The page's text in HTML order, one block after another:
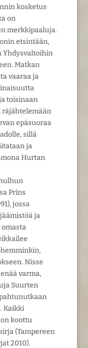
kosketus
on
merkkipaaluja.
etsintään,
Yhdysvaltoihin
Matkan
vaaraa ja
toisinaan
räjähtelemään
epäsuoraa
sillä
ja
Hurtan
Prins
jossa
ja
Nisse
varma,
Suurten
Kaikki
koottu
(Tampereen
2010).